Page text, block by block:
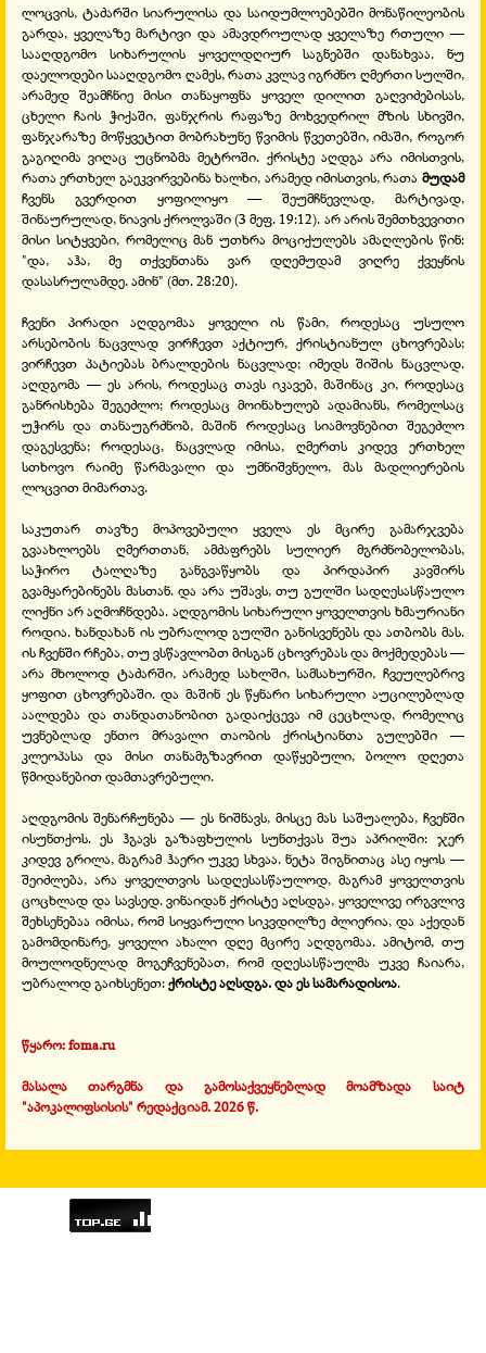
ლოცვის, ტაძარში სიარულისა და საიდუმლოებებში მონაწილეობის
გარდა, ყველაზე მარტივი და ამავდროულად ყველაზე რთული —
სააღდგომო სიხარულის ყოველდღიურ საგნებში დანახვაა. ნუ
დაელოდები სააღდგომო ღამეს, რათა კვლავ იგრძნო ღმერთი სულში,
არამედ შეამჩნიე მისი თანაყოფნა ყოველ დილით გაღვიძებისას,
ცხელი ჩაის ჭიქაში, ფანჯრის რაფაზე მოხვედრილ მზის სხივში,
ფანჯარაზე მოწყვეტით მობრახუნე წვიმის წვეთებში, იმაში, როგორ
გაგიღიმა ვიღაც უცნობმა მეტროში. ქრისტე აღდგა არა იმისთვის,
რათა ერთხელ გაეკვირვებინა ხალხი, არამედ იმისთვის, რათა მუდამ
ჩვენს გვერდით ყოფილიყო — შეუმჩნევლად, მარტივად,
შინაურულად, ნიავის ქროლვაში (3 მეფ. 19:12). არ არის შემთხვევითი
მისი სიტყვები, რომელიც მან უთხრა მოციქულებს ამაღლების წინ:
"და, აჰა, მე თქვენთანა ვარ დღემუდამ ვიღრე ქვეყნის
დასასრულამდე. ამინ" (მთ. 28:20).
ჩვენი პირადი აღდგომაა ყოველი ის წამი, როდესაც უსულო
არსებობის ნაცვლად ვირჩევთ აქტიურ, ქრისტიანულ ცხოვრებას;
ვირჩევთ პატიებას ბრალდების ნაცვლად; იმედს შიშის ნაცვლად.
აღდგომა — ეს არის, როდესაც თავს იკავებ, მაშინაც კი, როდესაც
განრისხება შეგეძლო; როდესაც მოინახულებ ადამიანს, რომელსაც
უჭირს და თანაუგრძნობ, მაშინ როდესაც სიამოვნებით შეგეძლო
დაგესვენა; როდესაც, ნაცვლად იმისა, ღმერთს კიდევ ერთხელ
სთხოვო რაიმე წარმავალი და უმნიშვნელო, მას მადლიერების
ლოცვით მიმართავ.
საკუთარ თავზე მოპოვებული ყველა ეს მცირე გამარჯვება
გვაახლოებს ღმერთთან, ამძაფრებს სულიერ მგრძნობელობას,
საჭირო ტალღაზე განგვაწყობს და პირდაპირ კავშირს
გვამყარებინებს მასთან. და არა უშავს, თუ გულში სადღესასწაულო
ლიქნი არ აღმოჩნდება. აღდგომის სიხარული ყოველთვის ხმაურიანი
როდია. ხანდახან ის უბრალოდ გულში განისვენებს და ათბობს მას.
ის ჩვენში რჩება, თუ ვსწავლობთ მისგან ცხოვრებას და მოქმედებას —
არა მხოლოდ ტაძარში, არამედ სახლში, სამსახურში, ჩვეულებრივ
ყოფით ცხოვრებაში. და მაშინ ეს წყნარი სიხარული აუცილებლად
აალდება და თანდათანობით გადაიქცევა იმ ცეცხლად, რომელიც
უვნებლად ენთო მრავალი თაობის ქრისტიანთა გულებში —
კლეოპასა და მისი თანამგზავრით დაწყებული, ბოლო დღეთა
წმიდანებით დამთავრებული.
აღდგომის შენარჩუნება — ეს ნიშნავს, მისცე მას საშუალება, ჩვენში
ისუნთქოს. ეს ჰგავს გაზაფხულის სუნთქვას შუა აპრილში: ჯერ
კიდევ გრილა, მაგრამ ჰაერი უკვე სხვაა. ნეტა შიგნითაც ასე იყოს —
შეიძლება, არა ყოველთვის სადღესასწაულოდ, მაგრამ ყოველთვის
ცოცხლად და სავსედ. ვინაიდან ქრისტე აღსდგა, ყოველივე ირგვლივ
შეხსენებაა იმისა, რომ სიყვარული სიკვდილზე ძლიერია, და აქედან
გამომდინარე, ყოველი ახალი დღე მცირე აღდგომაა. ამიტომ, თუ
მოულოდნელად მოგეჩვენებათ, რომ დღესასწაულმა უკვე ჩაიარა,
უბრალოდ გაიხსენეთ:ქრისტე აღსდგა. და ეს სამარადისოა.
წყარო: foma.ru
მასალა თარგმნა და გამოსაქვეყნებლად მოამზადა საიტ
"აპოკალიფსისის" რედაქციამ. 2026 წ.